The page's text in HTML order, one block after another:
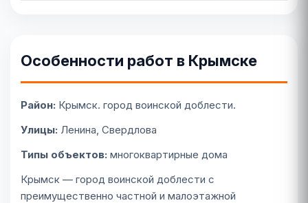
Особенности работ в Крымске
Район: Крымск. город воинской доблести.
Улицы: Ленина, Свердлова
Типы объектов: многоквартирные дома
Крымск — город воинской доблести с
преимущественно частной и малоэтажной